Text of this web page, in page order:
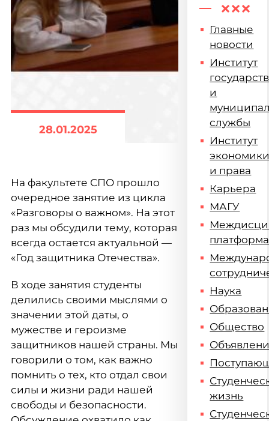
28.01.2025
На факультете СПО прошло
очередное занятие из цикла
«Разговоры о важном». На этот
раз мы обсудили тему, которая
всегда остается актуальной —
«Год защитника Отечества».
В ходе занятия студенты
делились своими мыслями о
значении этой даты, о
мужестве и героизме
защитников нашей страны. Мы
говорили о том, как важно
помнить о тех, кто отдал свои
силы и жизни ради нашей
свободы и безопасности.
Главные
новости
Институт
и
службы
Институт
и права
Карьера
МАГУ
платформа
Наука
Общество
жизнь